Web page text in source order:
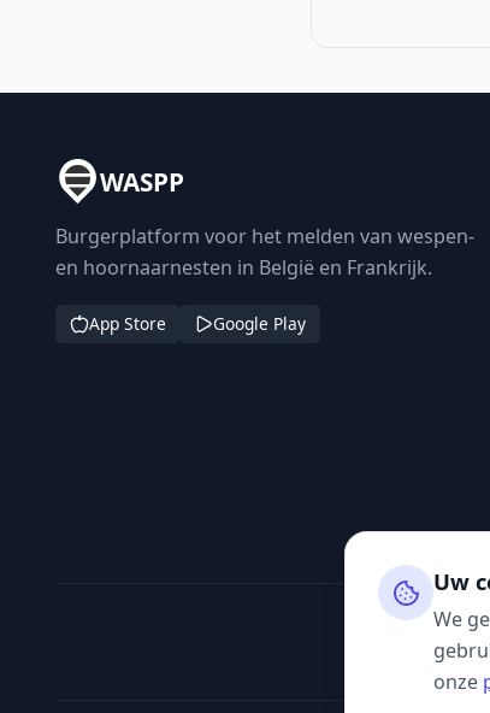
WASPP
Burgerplatform voor het melden van wespen-
en hoornaarnesten in België en Frankrijk.
App Store Google Play
Uw
We
onze